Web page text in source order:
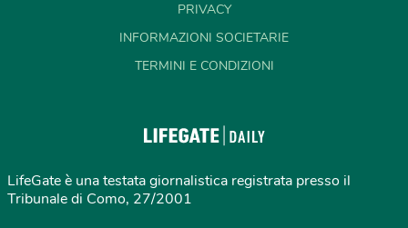
PRIVACY
INFORMAZIONI SOCIETARIE
TERMINI E CONDIZIONI
LifeGate è una testata giornalistica registrata presso il
Tribunale di Como, 27/2001